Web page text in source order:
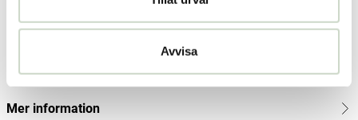
Avvisa
Dosering & användning
Mer information